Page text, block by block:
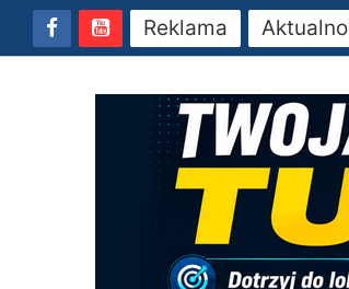
Reklama